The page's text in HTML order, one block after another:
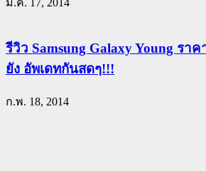
มี.ค. 17, 2014
รีวิว Samsung Galaxy Young รา
ยัง อัพเดทกันสดๆ!!!
ก.พ. 18, 2014